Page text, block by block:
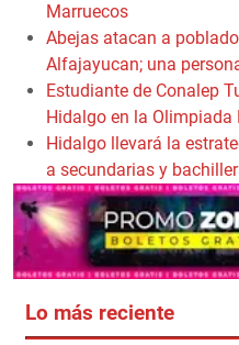
Marruecos
Abejas atacan a
Alfajayucan; una
Estudiante de Conalep
Hidalgo en la
Hidalgo llevará la
a secundarias y
Lo más reciente